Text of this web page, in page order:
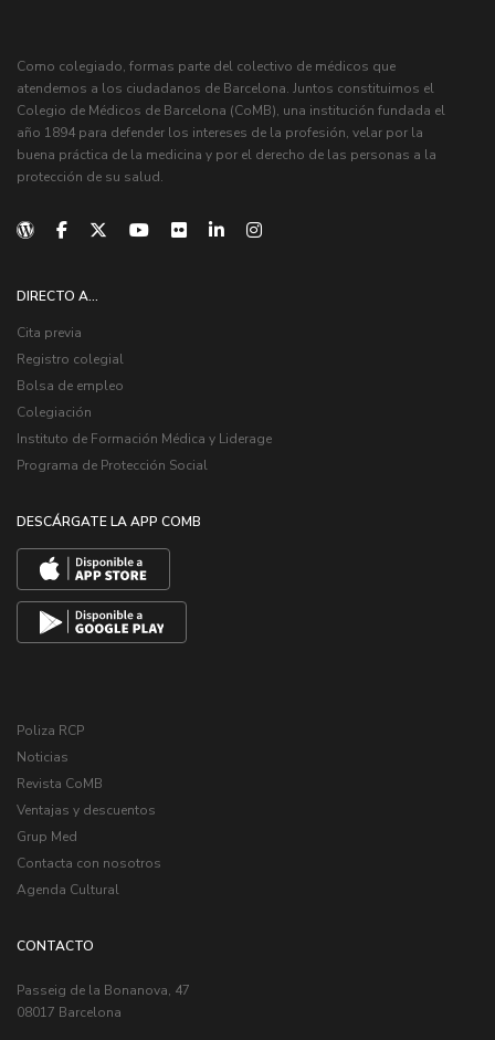
Como colegiado, formas parte del colectivo de médicos que
atendemos a los ciudadanos de Barcelona. Juntos constituimos el
Colegio de Médicos de Barcelona (CoMB), una institución fundada el
año 1894 para defender los intereses de la profesión, velar por la
buena práctica de la medicina y por el derecho de las personas a la
protección de su salud.
DIRECTO A...
Cita previa
Registro colegial
Bolsa de empleo
Colegiación
Instituto de Formación Médica y Liderage
Programa de Protección Social
DESCÁRGATE LA APP COMB
Poliza RCP
Noticias
Revista CoMB
Ventajas y descuentos
Grup Med
Contacta con nosotros
Agenda Cultural
CONTACTO
Passeig de la Bonanova, 47
08017 Barcelona